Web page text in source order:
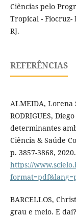
Ciências pelo
Tropical - Fiocruz-
RJ.
REFERÊNCIAS
ALMEIDA, Lorena
RODRIGUES,
determinantes
Ciência & Saúde
p. 3857-3868,
https://
BARCELLOS,
grau e meio. E